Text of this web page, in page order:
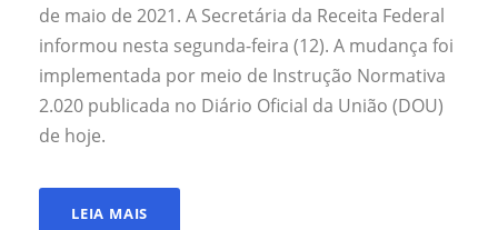
de maio de 2021. A Secretária da Receita Federal
informou nesta segunda-feira (12). A mudança foi
implementada por meio de Instrução Normativa
2.020 publicada no Diário Oficial da União (DOU)
de hoje.
LEIA MAIS